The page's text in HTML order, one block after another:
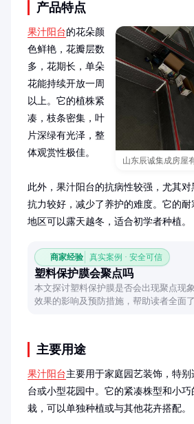
产品特点
山东辰诚集成房屋
果汁阳台的花朵颜
色鲜艳，花瓣层数
多，花期长，单朵
花能持续开放一周
以上。它的植株紧
凑，枝条密集，叶
片深绿有光泽，整
体观赏性极佳。
此外，果汁阳台的抗病性较强，尤其
抗力较好，减少了养护的难度。它的
地区可以露天越冬，适合初学者种植。
商家经验 真实案例 · 安全可信
塑料保护膜会聚点吗
本文探讨塑料保护膜是否会出现聚点现
效果的影响及预防措施，帮助读者全面
主要用途
果汁阳台主要用于家庭园艺装饰，特
台或小型花园中。它的紧凑株型和小
栽，可以单独种植或与其他花卉搭配。